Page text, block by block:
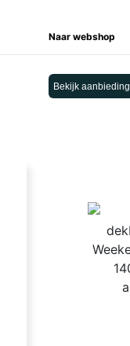
Naar webshop
Bekijk aanbieding